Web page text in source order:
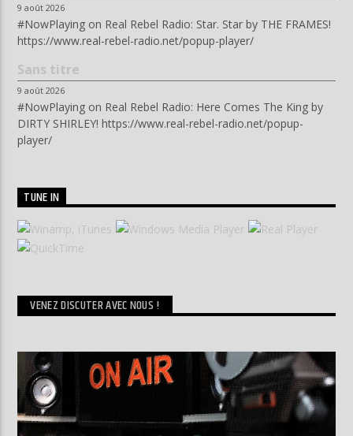
9 août 2026
#NowPlaying on Real Rebel Radio: Star. Star by THE FRAMES!
https://www.real-rebel-radio.net/popup-player/
Sans titre
9 août 2026
#NowPlaying on Real Rebel Radio: Here Comes The King by
DIRTY SHIRLEY! https://www.real-rebel-radio.net/popup-
player/
TUNE IN
VENEZ DISCUTER AVEC NOUS !